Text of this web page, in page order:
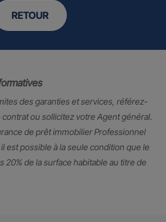
RETOUR
des garanties et services, référez-
ou sollicitez votre Agent général.
de prêt immobilier Professionnel
est possible à la seule condition que le
20% de la surface habitable au titre de